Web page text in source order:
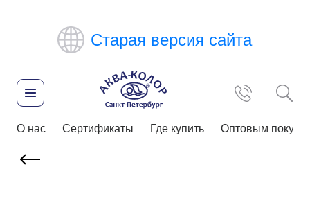
Старая версия сайта
О нас Сертификаты Где купить Оптовым